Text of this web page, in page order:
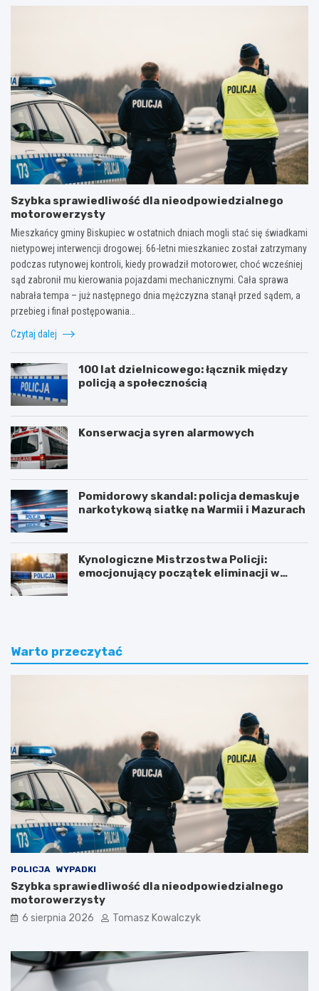
Szybka sprawiedliwość dla nieodpowiedzialnego
motorowerzysty
Mieszkańcy gminy Biskupiec w ostatnich dniach mogli stać się świadkami
nietypowej interwencji drogowej. 66-letni mieszkaniec został zatrzymany
podczas rutynowej kontroli, kiedy prowadził motorower, choć wcześniej
sąd zabronił mu kierowania pojazdami mechanicznymi. Cała sprawa
nabrała tempa – już następnego dnia mężczyzna stanął przed sądem, a
przebieg i finał postępowania…
Czytaj dalej
100 lat dzielnicowego: łącznik między
policją a społecznością
Konserwacja syren alarmowych
Pomidorowy skandal: policja demaskuje
narkotykową siatkę na Warmii i Mazurach
Kynologiczne Mistrzostwa Policji:
emocjonujący początek eliminacji w
Warto przeczytać
POLICJA WYPADKI
Szybka sprawiedliwość dla nieodpowiedzialnego
motorowerzysty
6 sierpnia 2026 Tomasz Kowalczyk